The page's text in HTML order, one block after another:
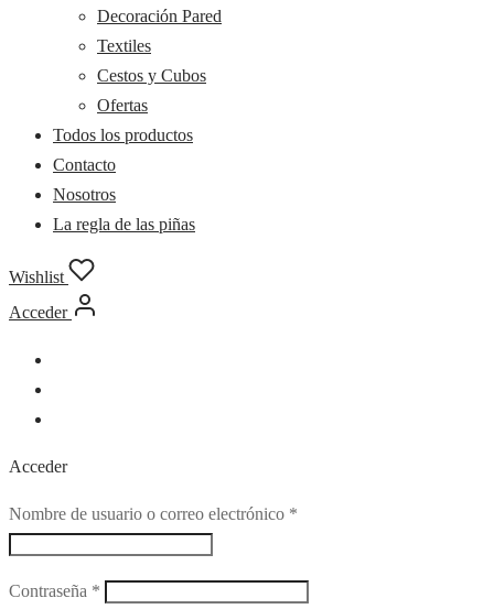
Decoración Pared
Textiles
Cestos y Cubos
Ofertas
Todos los productos
Contacto
Nosotros
La regla de las piñas
Wishlist
Acceder
Acceder
Nombre de usuario o correo electrónico *
Contraseña *